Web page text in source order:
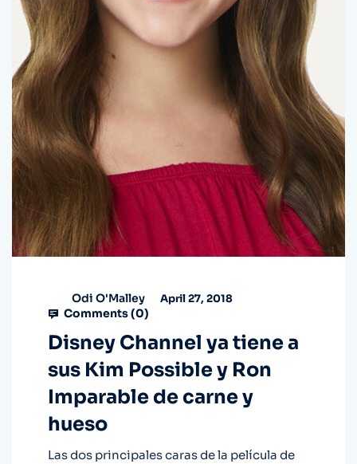
Odi O'Malley April 27, 2018
Comments (0)
Disney Channel ya tiene a
sus Kim Possible y Ron
Imparable de carne y
hueso
Las dos principales caras de la película de